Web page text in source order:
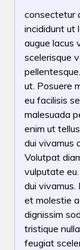
consectetur
incididunt ut
augue lacus
scelerisque
ut. Posuere
eu facilisis
malesuada
enim ut
dui vivamus
Volutpat
vulputate
dui vivamus.
et molestie
dignissim
tristique
feugiat